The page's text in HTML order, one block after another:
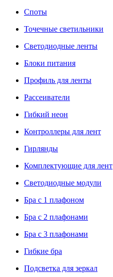
Споты
Точечные светильники
Светодиодные ленты
Блоки питания
Профиль для ленты
Рассеиватели
Гибкий неон
Контроллеры для лент
Гирлянды
Комплектующие для лент
Светодиодные модули
Бра с 1 плафоном
Бра с 2 плафонами
Бра с 3 плафонами
Гибкие бра
Подсветка для зеркал